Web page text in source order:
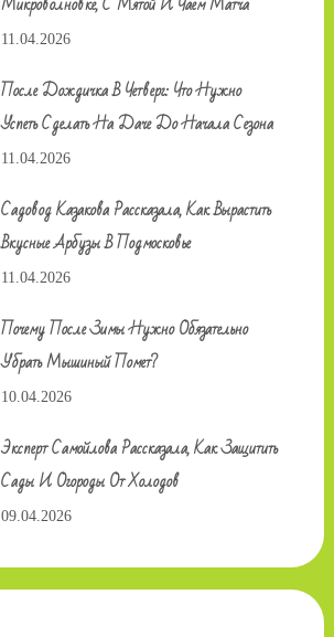
11.04.2026
После Дождичка В Четверг: Что Нужно
Успеть Сделать На Даче До Начала Сезона
11.04.2026
Садовод Казакова Рассказала, Как Вырастить
Вкусные Арбузы В Подмосковье
11.04.2026
Почему После Зимы Нужно Обязательно
Убрать Мышиный Помет?
10.04.2026
Эксперт Самойлова Рассказала, Как Защитить
Сады И Огороды От Холодов
09.04.2026